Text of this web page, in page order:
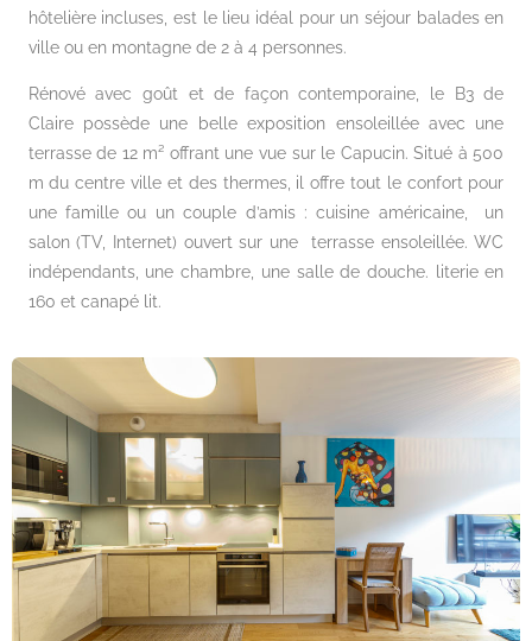
hôtelière incluses, est le lieu idéal pour un séjour balades en
ville ou en montagne de 2 à 4 personnes.
Rénové avec goût et de façon contemporaine, le B3 de
Claire possède une belle exposition ensoleillée avec une
terrasse de 12 m² offrant une vue sur le Capucin. Situé à 500
m du centre ville et des thermes, il offre tout le confort pour
une famille ou un couple d’amis : cuisine américaine, un
salon (TV, Internet) ouvert sur une terrasse ensoleillée. WC
indépendants, une chambre, une salle de douche. literie en
160 et canapé lit.